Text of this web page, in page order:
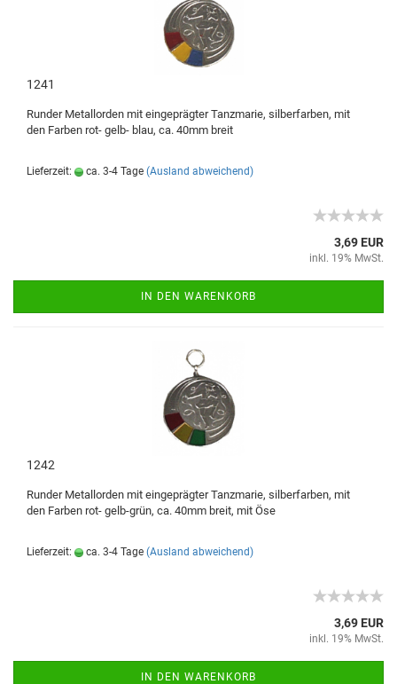
1241
Runder Metallorden mit eingeprägter Tanzmarie, silberfarben, mit
den Farben rot- gelb- blau, ca. 40mm breit
Lieferzeit: ca. 3-4 Tage (Ausland abweichend)
3,69 EUR
inkl. 19% MwSt.
IN DEN WARENKORB
1242
Runder Metallorden mit eingeprägter Tanzmarie, silberfarben, mit
den Farben rot- gelb-grün, ca. 40mm breit, mit Öse
Lieferzeit: ca. 3-4 Tage (Ausland abweichend)
3,69 EUR
inkl. 19% MwSt.
IN DEN WARENKORB